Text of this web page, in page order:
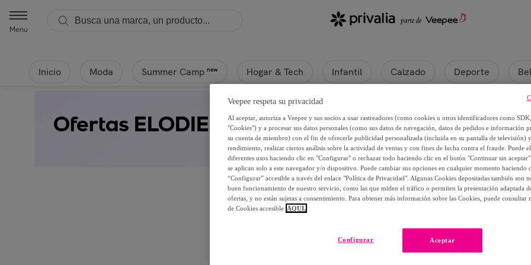
Menu
Inicio Moda Summer Camp new Hogar & Tech Infantil Calzado Deporte
Ofertas ELODIE
Regístrate y accede a todos los productos visibles para nuestros
Veepee respeta su privacidad
Al aceptar, autoriza a Veepee y sus socios a usar rastreadores (como cookies u otros identificadores como
"Cookies") y a procesar sus datos personales (como sus datos de navegación, datos de pedidos e información
su cuenta de miembro) con el fin de ofrecerle publicidad personalizada (incluida en su pantalla de televisión)
rendimiento, realizar ciertos análisis sobre la actividad de ventas y con fines de lucha contra el fraude. Puede
diferentes usos haciendo clic en "Configurar" o rechazar todo haciendo clic en el botón "Continuar sin
se aplican solo a este navegador y/o dispositivo. Puede cambiar sus opciones en cualquier momento haciendo
“Configurar” accesible a través del enlace "Política de Privacidad". Algunas Cookies depositadas también son
buen funcionamiento de nuestro servicio, como las que miden el tráfico o permiten la presentación adaptada
ofertas, y no están sujetas a consentimiento. Para obtener más información sobre las Cookies, puede consultar
de Cookies accesible AQUÍ.
Aceptar
Configurar